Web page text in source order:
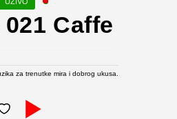
Caffe
za trenutke mira i dobrog ukusa.